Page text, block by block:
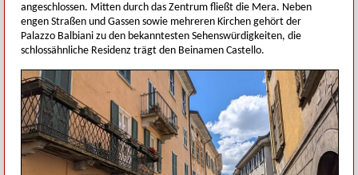
angeschlossen. Mitten durch das Zentrum fließt die Mera. Neben
engen Straßen und Gassen sowie mehreren Kirchen gehört der
Palazzo Balbiani zu den bekanntesten Sehenswürdigkeiten, die
schlossähnliche Residenz trägt den Beinamen Castello.